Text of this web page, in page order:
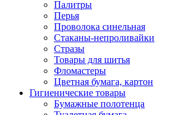
Палитры
Перья
Проволока синельная
Стаканы-непроливайки
Стразы
Товары для шитья
Фломастеры
Цветная бумага, картон
Гигиенические товары
Бумажные полотенца